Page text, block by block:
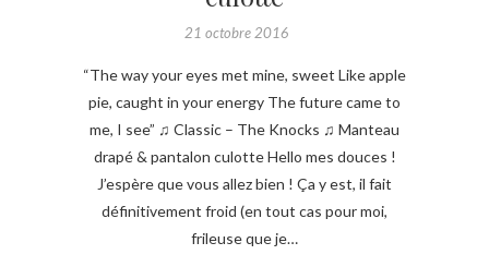
21 octobre 2016
“The way your eyes met mine, sweet Like apple
pie, caught in your energy The future came to
me, I see” ♫ Classic – The Knocks ♫ Manteau
drapé & pantalon culotte Hello mes douces !
J’espère que vous allez bien ! Ça y est, il fait
définitivement froid (en tout cas pour moi,
frileuse que je…